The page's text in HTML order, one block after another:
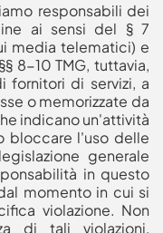
responsabili dei
ai sensi del § 7
media telematici) e
8-10 TMG, tuttavia,
fornitori di servizi, a
o memorizzate da
indicano un'attività
bloccare l'uso delle
generale
in questo
momento in cui si
violazione. Non
di tali violazioni,